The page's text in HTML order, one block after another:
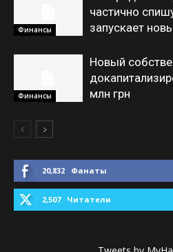
Финансы
частично
запускает
Финансы
Новый
млн грн
20,832 Фанаты
2,507 Читатели